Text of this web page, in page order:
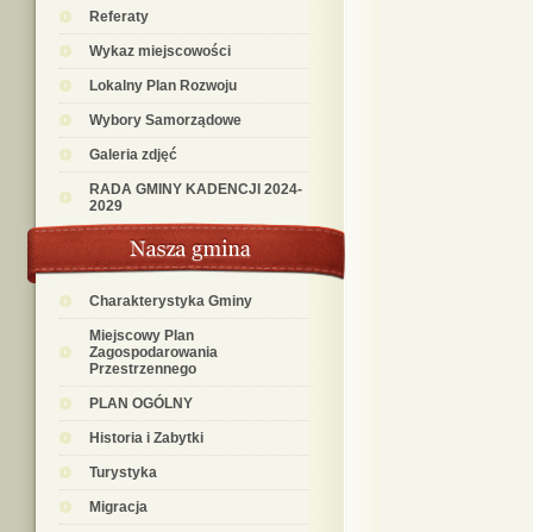
Referaty
Wykaz miejscowości
Lokalny Plan Rozwoju
Wybory Samorządowe
Galeria zdjęć
RADA GMINY KADENCJI 2024-
2029
Charakterystyka Gminy
Miejscowy Plan
Zagospodarowania
Przestrzennego
PLAN OGÓLNY
Historia i Zabytki
Turystyka
Migracja